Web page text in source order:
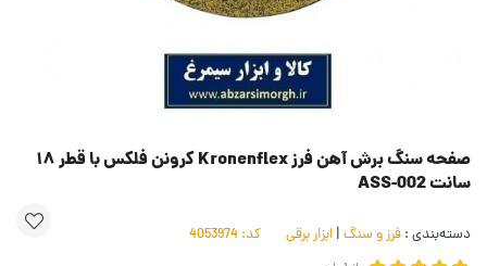
صفحه سنگ برش آهن فرز Kronenflex کرونن فلکس با قطر ۱۸
سانت ASS-002
دسته‌بندی : فرز و سنگ | ابزار برقی کد: